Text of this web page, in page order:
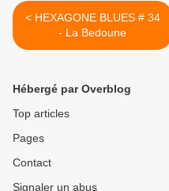
< HEXAGONE BLUES # 34
- La Bedoune
Hébergé par Overblog
Top articles
Pages
Contact
Signaler un abus